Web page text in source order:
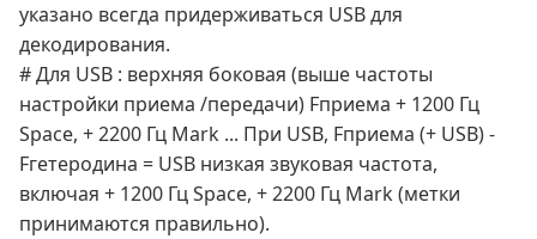
указано всегда придерживаться USB для
декодирования.
# Для USB : верхняя боковая (выше частоты
настройки приема /передачи) Fприема + 1200 Гц
Space, + 2200 Гц Mark ... При USB, Fприема (+ USB) -
Fгетеродина = USB низкая звуковая частота,
включая + 1200 Гц Space, + 2200 Гц Mark (метки
принимаются правильно).